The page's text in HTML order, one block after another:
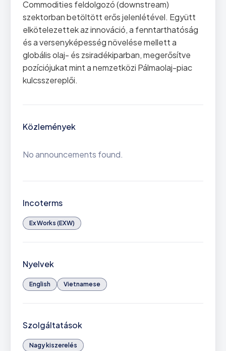
Commodities feldolgozó (downstream)
szektorban betöltött erős jelenlétével. Együtt
elkötelezettek az innováció, a fenntarthatóság
és a versenyképesség növelése mellett a
globális olaj- és zsiradékiparban, megerősítve
pozíciójukat mint a nemzetközi Pálmaolaj-piac
kulcsszereplői.
Közlemények
No announcements found.
Incoterms
Ex Works (EXW)
Nyelvek
English Vietnamese
Szolgáltatások
Nagy kiszerelés